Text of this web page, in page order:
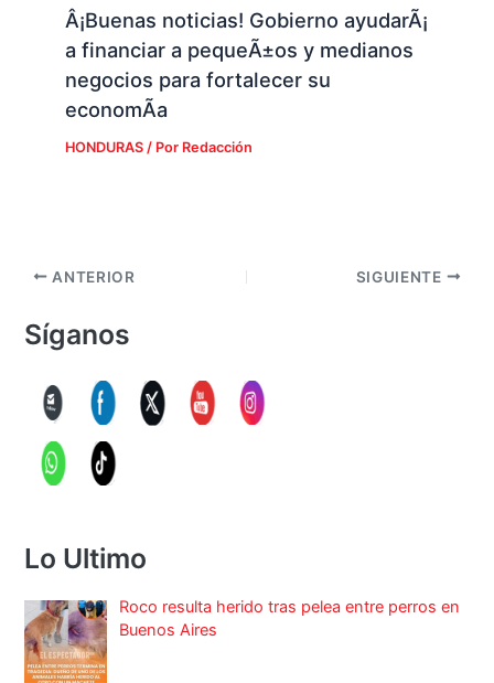
Â¡Buenas noticias! Gobierno ayudarÃ¡
a financiar a pequeÃ±os y medianos
negocios para fortalecer su
economÃ­a
HONDURAS/ Por Redacción
ANTERIOR SIGUIENTE
Síganos
Lo Ultimo
Roco resulta herido tras pelea entre perros en
Buenos Aires